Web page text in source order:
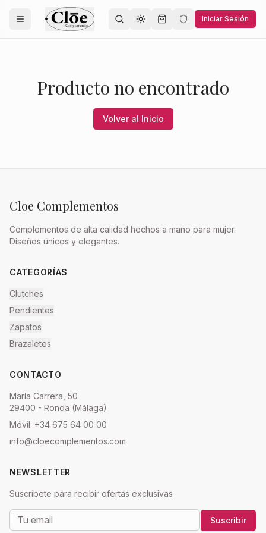
Toggle theme Iniciar Sesión
Producto no encontrado
Volver al Inicio
Cloe Complementos
Complementos de alta calidad hechos a mano para mujer.
Diseños únicos y elegantes.
CATEGORÍAS
Clutches
Pendientes
Zapatos
Brazaletes
CONTACTO
María Carrera, 50
29400 - Ronda (Málaga)
Móvil: +34 675 64 00 00
info@cloecomplementos.com
NEWSLETTER
Suscríbete para recibir ofertas exclusivas
Suscribir